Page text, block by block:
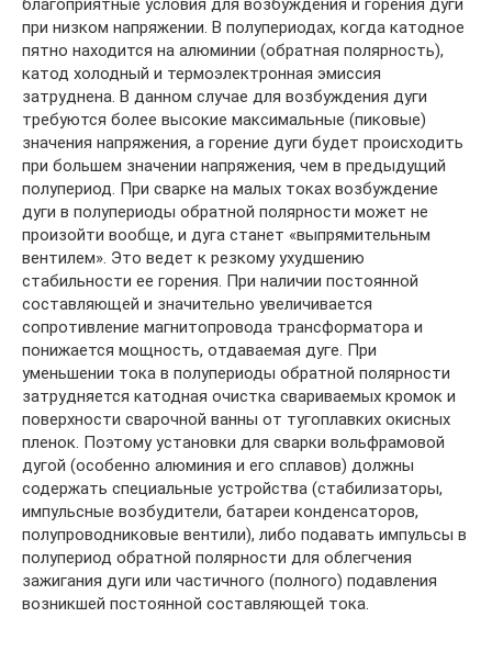
при низком напряжении. В полупериодах, когда катодное
пятно находится на алюминии (обратная полярность),
катод холодный и термоэлектронная эмиссия
затруднена. В данном случае для возбуждения дуги
требуются более высокие максимальные (пиковые)
значения напряжения, а горение дуги будет происходить
при большем значении напряжения, чем в предыдущий
полупериод. При сварке на малых токах возбуждение
дуги в полупериоды обратной полярности может не
произойти вообще, и дуга станет «выпрямительным
вентилем». Это ведет к резкому ухудшению
стабильности ее горения. При наличии постоянной
составляющей и значительно увеличивается
сопротивление магнитопровода трансформатора и
понижается мощность, отдаваемая дуге. При
уменьшении тока в полупериоды обратной полярности
затрудняется катодная очистка свариваемых кромок и
поверхности сварочной ванны от тугоплавких окисных
пленок. Поэтому установки для сварки вольфрамовой
дугой (особенно алюминия и его сплавов) должны
содержать специальные устройства (стабилизаторы,
импульсные возбудители, батареи конденсаторов,
полупроводниковые вентили), либо подавать импульсы в
полупериод обратной полярности для облегчения
зажигания дуги или частичного (полного) подавления
возникшей постоянной составляющей тока.